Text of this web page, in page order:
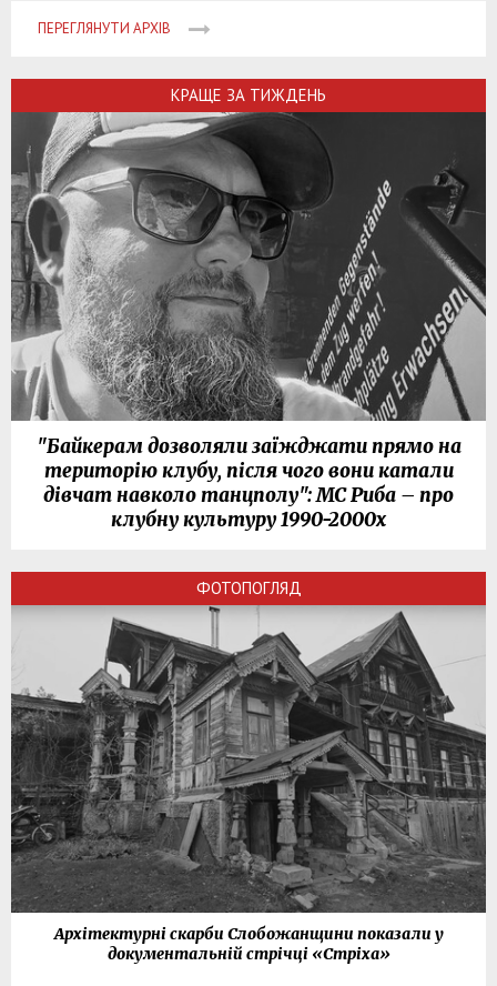
ПЕРЕГЛЯНУТИ АРХІВ
КРАЩЕ ЗА ТИЖДЕНЬ
"Байкерам дозволяли заїжджати прямо на
територію клубу, після чого вони катали
дівчат навколо танцполу": МС Риба – про
клубну культуру 1990-2000х
ФОТОПОГЛЯД
Архітектурні скарби Слобожанщини показали у
документальній стрічці «Стріха»